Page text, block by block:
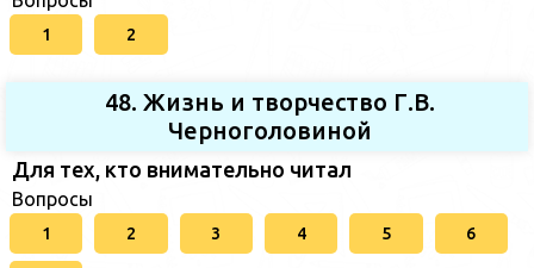
1 2
48. Жизнь и творчество Г.В.
Черноголовиной
Для тех, кто внимательно читал
Вопросы
1 2 3 4 5 6